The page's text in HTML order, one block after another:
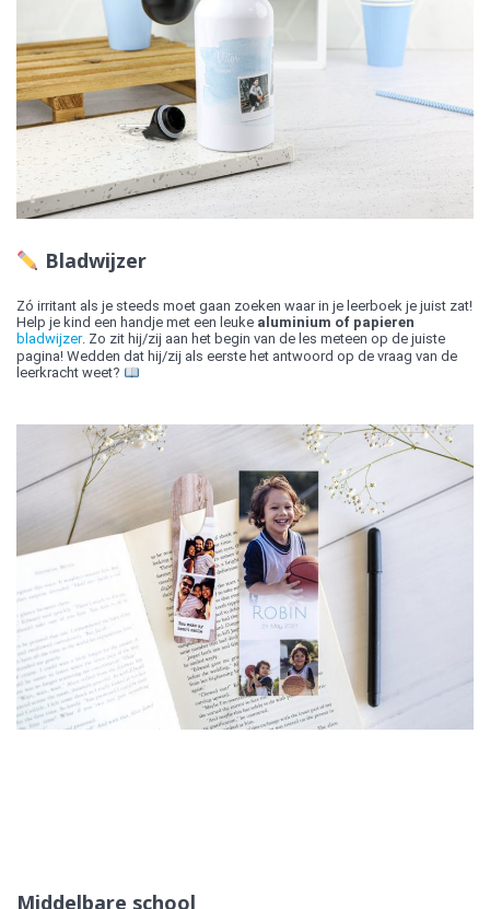
Bladwijzer
Zó irritant als je steeds moet gaan zoeken waar in je leerboek je juist zat!
Help je kind een handje met een leuke aluminium of papieren
bladwijzer. Zo zit hij/zij aan het begin van de les meteen op de juiste
pagina! Wedden dat hij/zij als eerste het antwoord op de vraag van de
leerkracht weet?
Middelbare school